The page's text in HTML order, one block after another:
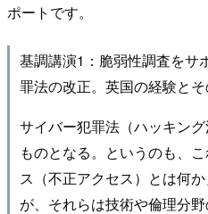
ポートです。
基調講演1：脆弱性調査をサ
罪法の改正。英国の経験と
サイバー犯罪法（ハッキン
ものとなる。というのも、
ス（不正アクセス）とは何
が、それらは技術や倫理分